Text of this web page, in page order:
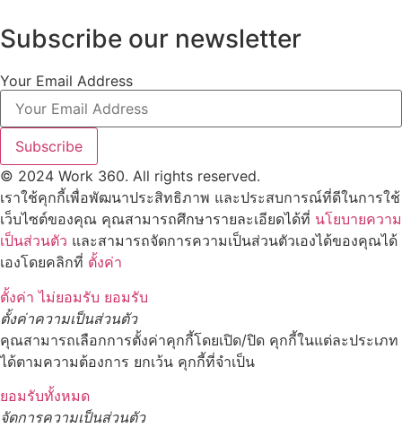
Subscribe our newsletter
Your Email Address
Subscribe
© 2024 Work 360. All rights reserved.
เราใช้คุกกี้เพื่อพัฒนาประสิทธิภาพ และประสบการณ์ที่ดีในการใช้
เว็บไซต์ของคุณ คุณสามารถศึกษารายละเอียดได้ที่ นโยบายความ
เป็นส่วนตัว และสามารถจัดการความเป็นส่วนตัวเองได้ของคุณได้
เองโดยคลิกที่ ตั้งค่า
ตั้งค่า ไม่ยอมรับ ยอมรับ
ตั้งค่าความเป็นส่วนตัว
คุณสามารถเลือกการตั้งค่าคุกกี้โดยเปิด/ปิด คุกกี้ในแต่ละประเภท
ได้ตามความต้องการ ยกเว้น คุกกี้ที่จำเป็น
ยอมรับทั้งหมด
จัดการความเป็นส่วนตัว